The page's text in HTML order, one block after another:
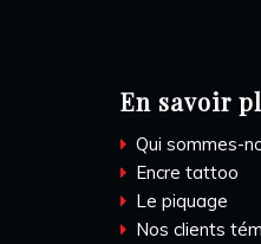
En savoir
Qui sommes-
Encre tattoo
Le piquage
Nos clients